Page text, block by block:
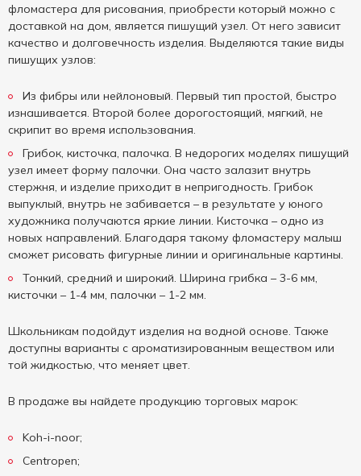
фломастера для рисования, приобрести который можно с
доставкой на дом, является пишущий узел. От него зависит
качество и долговечность изделия. Выделяются такие виды
пишущих узлов:
Из фибры или нейлоновый. Первый тип простой, быстро
изнашивается. Второй более дорогостоящий, мягкий, не
скрипит во время использования.
Грибок, кисточка, палочка. В недорогих моделях пишущий
узел имеет форму палочки. Она часто залазит внутрь
стержня, и изделие приходит в непригодность. Грибок
выпуклый, внутрь не забивается – в результате у юного
художника получаются яркие линии. Кисточка – одно из
новых направлений. Благодаря такому фломастеру малыш
сможет рисовать фигурные линии и оригинальные картины.
Тонкий, средний и широкий. Ширина грибка – 3-6 мм,
кисточки – 1-4 мм, палочки – 1-2 мм.
Школьникам подойдут изделия на водной основе. Также
доступны варианты с ароматизированным веществом или
той жидкостью, что меняет цвет.
В продаже вы найдете продукцию торговых марок:
Koh-i-noor;
Centropen;